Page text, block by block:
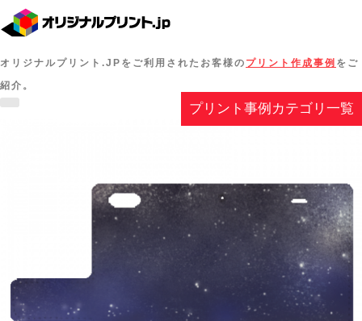
オリジナルプリント.JPをご利用されたお客様の プリント作成事例 をご
紹介。
Toggle
プリント事例カテゴリ一覧